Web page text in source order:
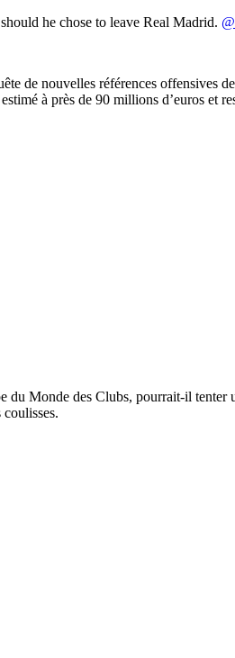
he chose to leave Real Madrid.
de nouvelles références offensives
à près de 90 millions d’euros et
Monde des Clubs, pourrait-il tenter